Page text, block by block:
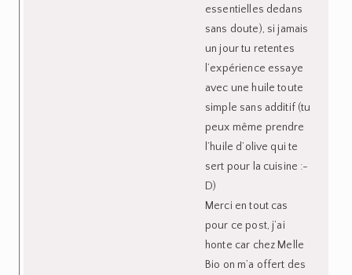
essentielles dedans
sans doute), si jamais
un jour tu retentes
l’expérience essaye
avec une huile toute
simple sans additif (tu
peux même prendre
l’huile d’olive qui te
sert pour la cuisine :-
D)
Merci en tout cas
pour ce post, j’ai
honte car chez Melle
Bio on m’a offert des